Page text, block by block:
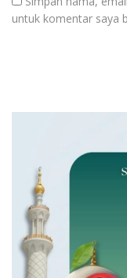
untuk komentar saya